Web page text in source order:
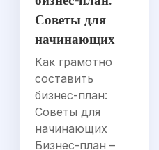
Советы для
начинающих
Как грамотно
составить
бизнес-план:
Советы для
начинающих
Бизнес-план –